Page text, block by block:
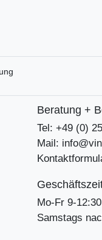
Beratung +
Tel: +49 (0)
Mail:
Mo-Fr 9-
Samstags